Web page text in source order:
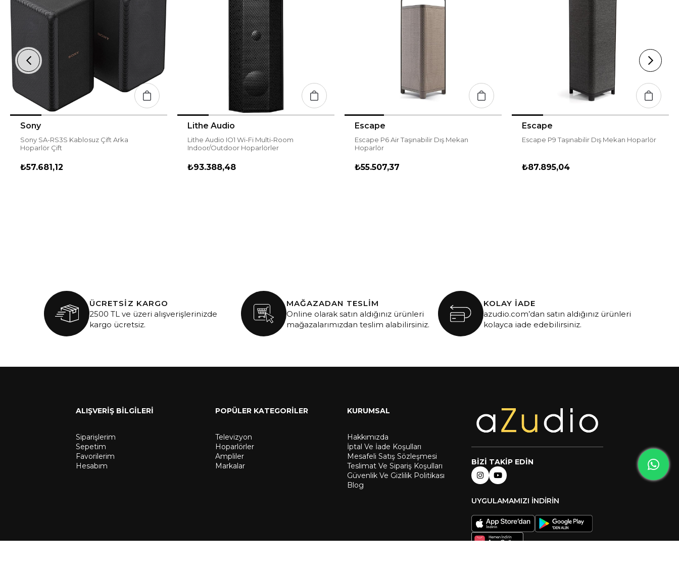
Sony
Sony SA-RS3S Kablosuz Çift Arka
Hoparlör Çift
₺57.681,12
Lithe Audio
Lithe Audio IO1 Wi-Fi Multi-Room
Indoor/Outdoor Hoparlörler
₺93.388,48
Escape
Escape P6 Air Taşınabilir Dış Mekan
Hoparlör
₺55.507,37
Escape
Escape P9 Taşınabilir Dış Mekan Hoparlör
₺87.895,04
ÜCRETSİZ KARGO
2500 TL ve üzeri alışverişlerinizde
kargo ücretsiz.
MAĞAZADAN TESLİM
Online olarak satın aldığınız ürünleri
mağazalarımızdan teslim alabilirsiniz.
KOLAY İADE
azudio.com’dan satın aldığınız ürünleri
kolayca iade edebilirsiniz.
ALIŞVERİŞ BİLGİLERİ
Siparişlerim
Sepetim
Favorilerim
Hesabım
POPÜLER KATEGORİLER
Televizyon
Hoparlörler
Ampliler
Markalar
KURUMSAL
Hakkımızda
İptal Ve İade Koşulları
Mesafeli Satış Sözleşmesi
Teslimat Ve Sipariş Koşulları
Güvenlik Ve Gizlilik Politikası
Blog
BİZİ TAKİP EDİN
UYGULAMAMIZI İNDİRİN